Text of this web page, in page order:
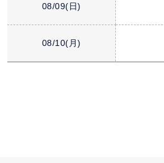
08/09(日)
08/10(月)